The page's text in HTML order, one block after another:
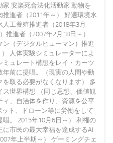
家 安楽死合法化活動家 動物を
推進者（2011年～） 好適環境水
工養殖推進者（2018年3月
推進者（2007年2月18日～）
ン（デジタルヒューマン）推進
） 人体実験シミュレーターによ
ミュレート構想をレイ・カーツ
年前に提唱。（現実の人間や動
を取る必要がなくなります） 多
ス世界構想 （同じ思想、価値観
ィ、自治体を作り、資源を公平
ット、ドローン等に労働をして
唱。 2015年10月6日～） 利権の
に市民の最大幸福を達成するAI
年上半期～） ゲーミングチェ